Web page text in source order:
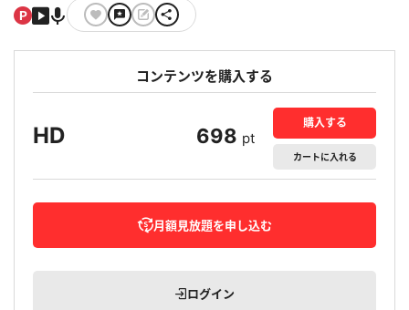
コンテンツを購入する
HD 698 pt
購入する
カートに入れる
月額見放題を申し込む
ログイン